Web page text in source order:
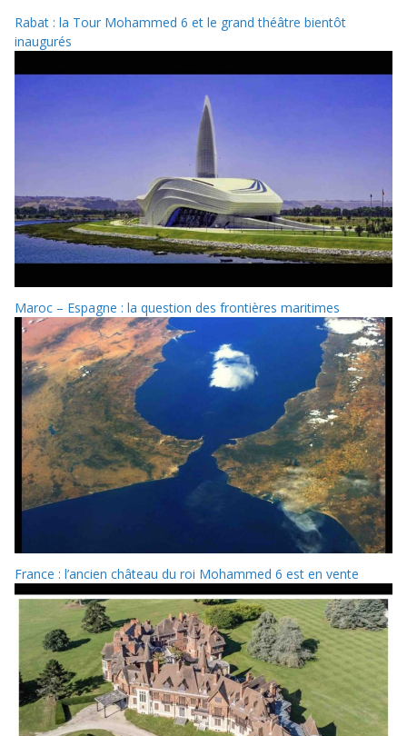
Rabat : la Tour Mohammed 6 et le grand théâtre bientôt
inaugurés
Maroc – Espagne : la question des frontières maritimes
France : l’ancien château du roi Mohammed 6 est en vente